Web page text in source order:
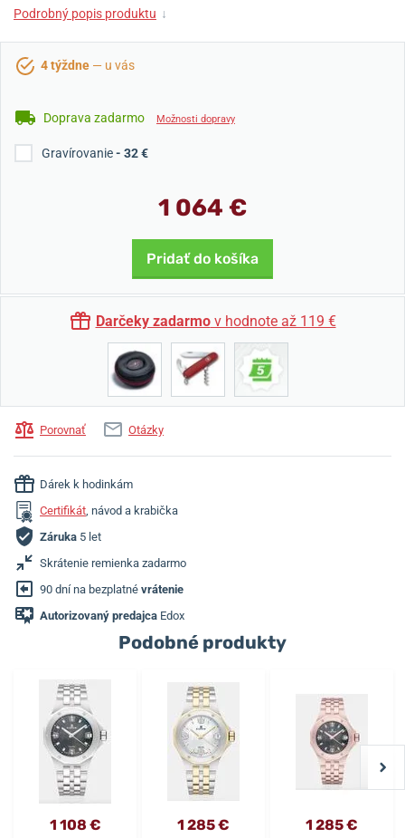
Podrobný popis produktu ↓
4 týždne — u vás
Doprava zadarmo Možnosti dopravy
Gravírovanie- 32 €
1 064 €
Pridať do košíka
Darčeky zadarmov hodnote až 119 €
Porovnať Otázky
Dárek k hodinkám
Certifikát, návod a krabička
Záruka 5 let
Skrátenie remienka zadarmo
90 dní na bezplatné vrátenie
Autorizovaný predajca Edox
Podobné produkty
1 108 € 1 285 € 1 285 €